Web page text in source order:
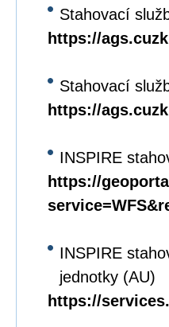
Stahovací
https://
Stahovací
https://
INSPIRE
https://
INSPIRE
jednotky (AU)
https://